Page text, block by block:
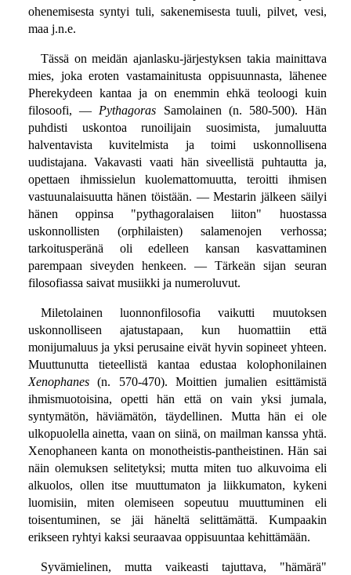
ohenemisesta syntyi tuli, sakenemisesta tuuli, pilvet, vesi,
maa j.n.e.
Tässä on meidän ajanlasku-järjestyksen takia mainittava
mies, joka eroten vastamainitusta oppisuunnasta, lähenee
Pherekydeen kantaa ja on enemmin ehkä teoloogi kuin
filosoofi, —Pythagoras Samolainen (n. 580-500). Hän
puhdisti uskontoa runoilijain suosimista, jumaluutta
halventavista kuvitelmista ja toimi uskonnollisena
uudistajana. Vakavasti vaati hän siveellistä puhtautta ja,
opettaen ihmissielun kuolemattomuutta, teroitti ihmisen
vastuunalaisuutta hänen töistään. — Mestarin jälkeen säilyi
hänen oppinsa "pythagoralaisen liiton" huostassa
uskonnollisten (orphilaisten) salamenojen verhossa;
tarkoitusperänä oli edelleen kansan kasvattaminen
parempaan siveyden henkeen. — Tärkeän sijan seuran
filosofiassa saivat musiikki ja numeroluvut.
Miletolainen luonnonfilosofia vaikutti muutoksen
uskonnolliseen ajatustapaan, kun huomattiin että
monijumaluus ja yksi perusaine eivät hyvin sopineet yhteen.
Muuttunutta tieteellistä kantaa edustaa kolophonilainen
Xenophanes(n. 570-470). Moittien jumalien esittämistä
ihmismuotoisina, opetti hän että on vain yksi jumala,
syntymätön, häviämätön, täydellinen. Mutta hän ei ole
ulkopuolella ainetta, vaan on siinä, on mailman kanssa yhtä.
Xenophaneen kanta on monotheistis-pantheistinen. Hän sai
näin olemuksen selitetyksi; mutta miten tuo alkuvoima eli
alkuolos, ollen itse muuttumaton ja liikkumaton, kykeni
luomisiin, miten olemiseen sopeutuu muuttuminen eli
toisentuminen, se jäi häneltä selittämättä. Kumpaakin
erikseen ryhtyi kaksi seuraavaa oppisuuntaa kehittämään.
Syvämielinen, mutta vaikeasti tajuttava, "hämärä"